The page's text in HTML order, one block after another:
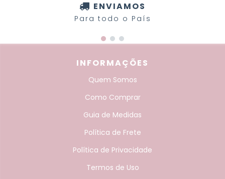
ENVIAMOS
Para todo o País
INFORMAÇÕES
Quem Somos
Como Comprar
Guia de Medidas
Política de Frete
Política de Privacidade
Termos de Uso